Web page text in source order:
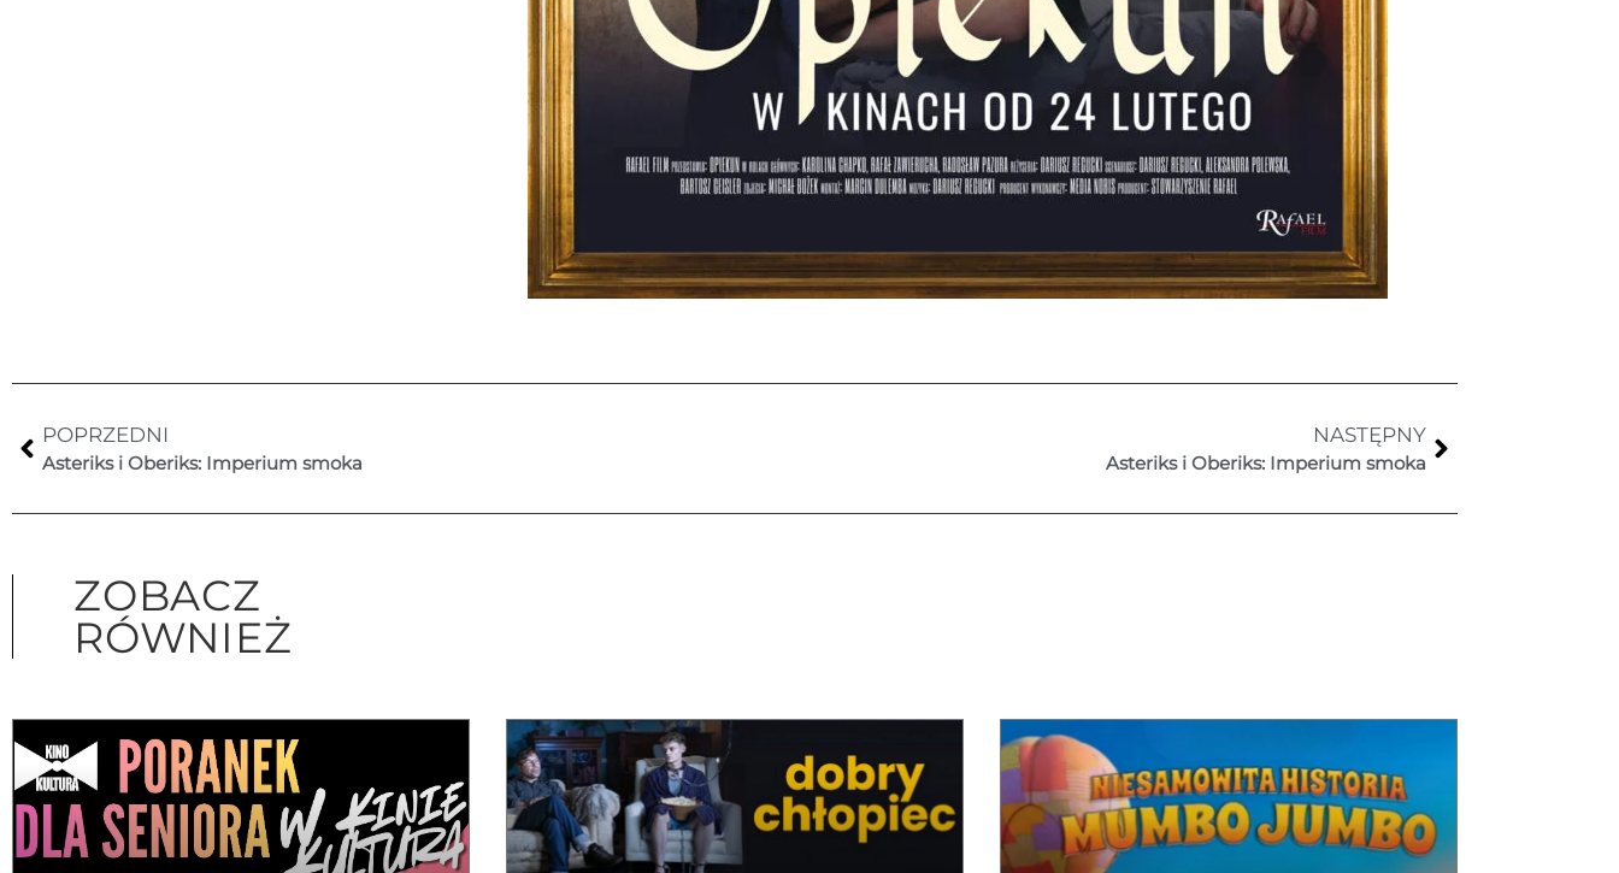
POPRZEDNI
Asteriks i Oberiks: Imperium smoka
NASTĘPNY
Asteriks i Oberiks: Imperium smoka
ZOBACZ
RÓWNIEŻ